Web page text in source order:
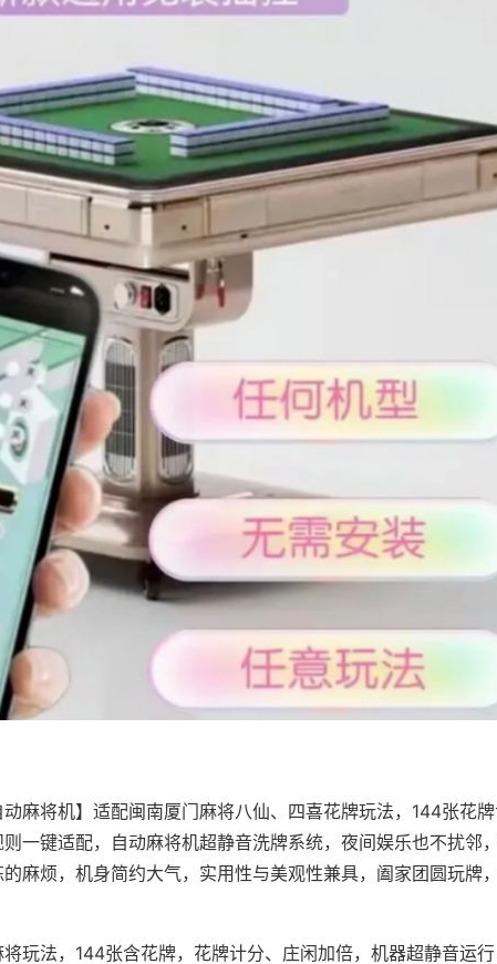
动麻将机】适配闽南厦门麻将八仙、四喜花牌玩法，144张花
一键适配，自动麻将机超静音洗牌系统，夜间娱乐也不扰邻
麻烦，机身简约大气，实用性与美观性兼具，阖家团圆玩牌
玩法，144张含花牌，花牌计分、庄闲加倍，机器超静音运行